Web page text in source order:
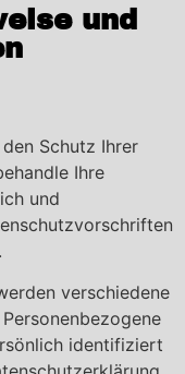
und
Schutz Ihrer
Ihre
und
verschiedene
identifiziert